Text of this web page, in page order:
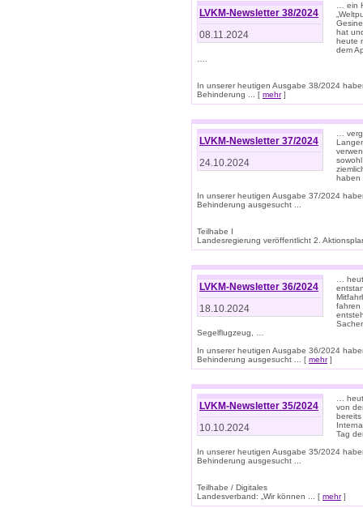
LVKM-Newsletter 38/2024
08.11.2024
… ein
hat
heute
dem
In unserer heutigen Ausgabe 38/2024
Behinderung ... [ mehr]
LVKM-Newsletter 37/2024
24.10.2024
…
In unserer heutigen Ausgabe 37/2024
Behinderung ausgesucht ...
Teilhabe I
Landesregierung veröffentlicht 2.
LVKM-Newsletter 36/2024
18.10.2024
…
fahren
Segelflugzeug, …
In unserer heutigen Ausgabe 36/2024
Behinderung ausgesucht ... [ mehr]
LVKM-Newsletter 35/2024
10.10.2024
…
von
bereits
Tag
In unserer heutigen Ausgabe 35/2024
Behinderung ausgesucht ...
Teilhabe / Digitales
Landesverband: „Wir können ... [ mehr]